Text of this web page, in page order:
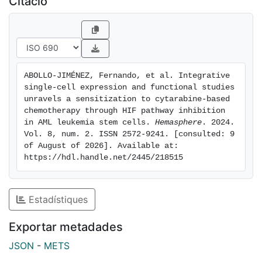
Importantly, chemical inhibition of HIF cooperates with
standard-of-care chemotherapy to impair AML growth
and to substantially eliminate AML-LSCs in vitro and in
vivo. These findings support the HIF pathway in the
stem cell-driven drug resistance of AML and unravel
avenues for combinatorial targeted and
chemotherapy-based approaches to specifically
eliminate AML-LSCs.
ABOLLO-JIMÉNEZ, Fernando, et al. Integrative
single-cell expression and functional studies
unravels a sensitization to cytarabine-based
chemotherapy through HIF pathway inhibition
in AML leukemia stem cells. Hemasphere . 2024.
Vol. 8, num. 2. ISSN 2572-9241. [consulted: 9
of August of 2026]. Available at:
https://hdl.handle.net/2445/218515
Estadístiques
Exportar metadades
JSON - METS